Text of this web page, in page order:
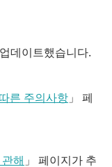
데이트했습니다.
른 주의사항 」 페
해 」 페이지가 추